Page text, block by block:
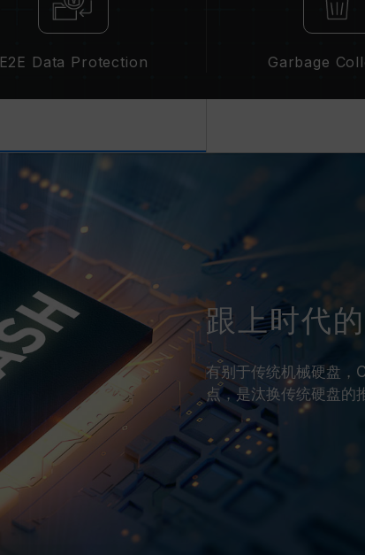
E2E Data Protection Garbage
跟上时代
有别于传统机械硬盘，
点，是汰换传统硬盘的